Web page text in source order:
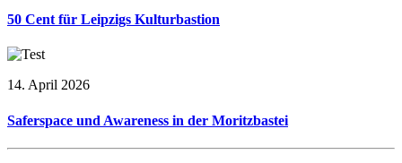
50 Cent für Leipzigs Kulturbastion
14. April 2026
Saferspace und Awareness in der Moritzbastei